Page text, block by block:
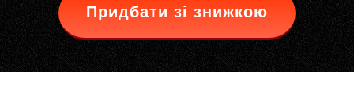
Придбати зі знижкою